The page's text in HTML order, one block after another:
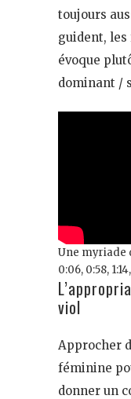
toujours
guident, les
évoque
dominant /
Une myriade
0:06, 0:58,
viol
Approcher
féminine
donner un